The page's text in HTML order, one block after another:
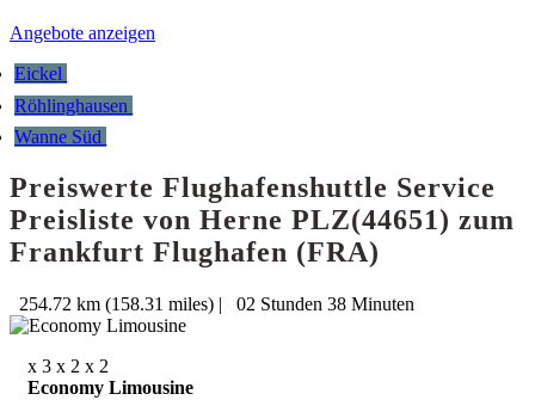
Angebote anzeigen
Eickel
Röhlinghausen
Wanne Süd
Preiswerte Flughafenshuttle Service
Preisliste von Herne PLZ(44651) zum
Frankfurt Flughafen (FRA)
254.72 km (158.31 miles) | 02 Stunden 38 Minuten
x 3 x 2 x 2
Economy Limousine